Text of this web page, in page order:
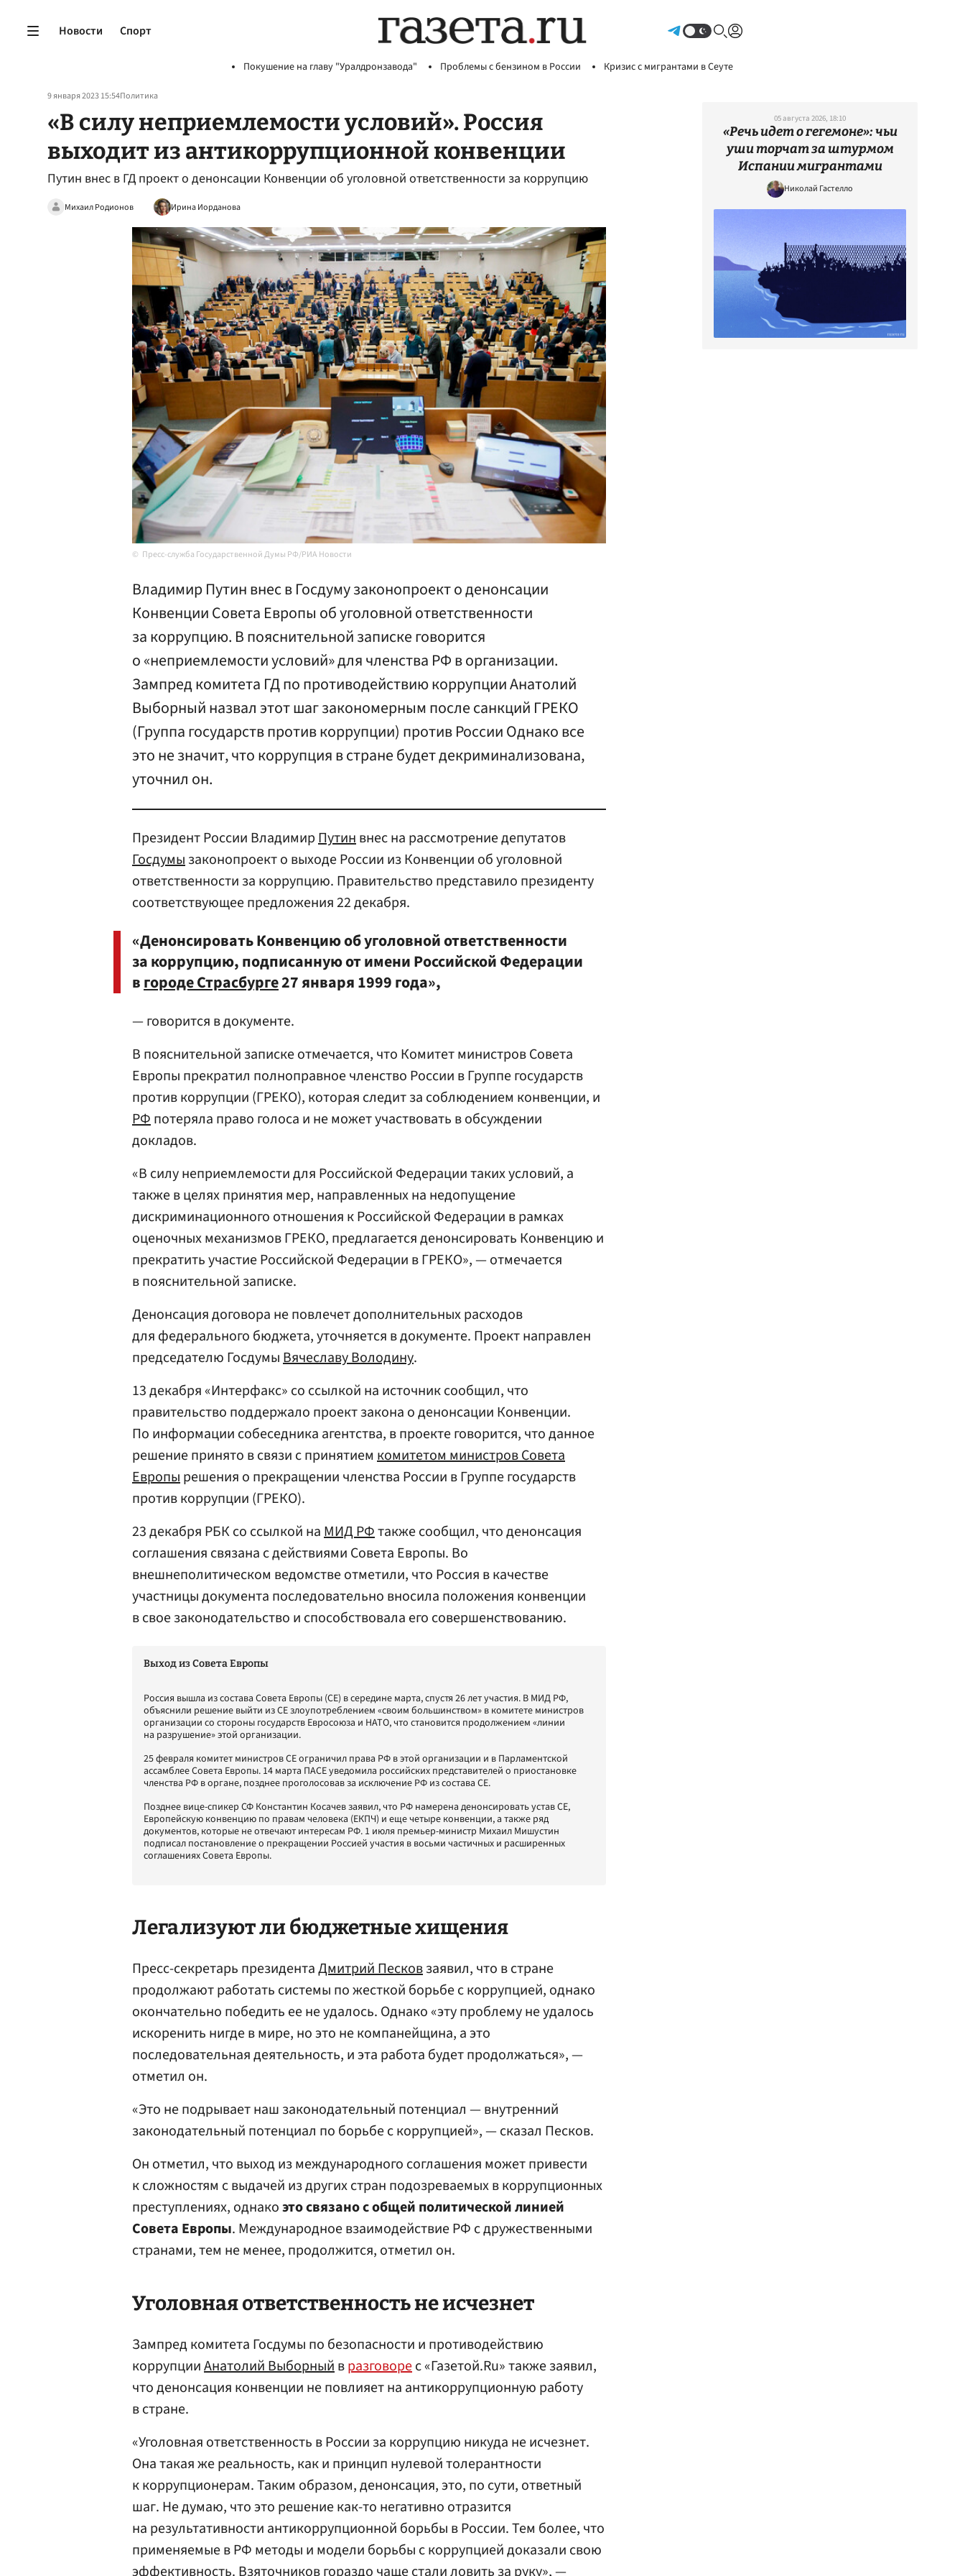
Новости Спорт
Покушение на главу "Уралдронзавода" Проблемы с бензином в России Кризис с мигрантами в Сеуте
9 января 2023 15:54Политика
«В силу неприемлемости условий». Россия
выходит из антикоррупционной конвенции
Путин внес в ГД проект о денонсации Конвенции об уголовной ответственности за коррупцию
Михаил Родионов Ирина Иорданова
Пресс-служба Государственной Думы РФ/РИА Новости
Владимир Путин внес в Госдуму законопроект о денонсации
Конвенции Совета Европы об уголовной ответственности
за коррупцию. В пояснительной записке говорится
о «неприемлемости условий» для членства РФ в организации.
Зампред комитета ГД по противодействию коррупции Анатолий
Выборный назвал этот шаг закономерным после санкций ГРЕКО
(Группа государств против коррупции) против России Однако все
это не значит, что коррупция в стране будет декриминализована,
уточнил он.
Президент России ВладимирПутинвнес на рассмотрение депутатов
Госдумызаконопроект о выходе России из Конвенции об уголовной
ответственности за коррупцию. Правительство представило президенту
соответствующее предложения 22 декабря.
«Денонсировать Конвенцию об уголовной ответственности
за коррупцию, подписанную от имени Российской Федерации
вгороде Страсбурге27 января 1999 года»,
— говорится в документе.
В пояснительной записке отмечается, что Комитет министров Совета
Европы прекратил полноправное членство России в Группе государств
против коррупции (ГРЕКО), которая следит за соблюдением конвенции, и
РФпотеряла право голоса и не может участвовать в обсуждении
докладов.
«В силу неприемлемости для Российской Федерации таких условий, а
также в целях принятия мер, направленных на недопущение
дискриминационного отношения к Российской Федерации в рамках
оценочных механизмов ГРЕКО, предлагается денонсировать Конвенцию и
прекратить участие Российской Федерации в ГРЕКО», — отмечается
в пояснительной записке.
Денонсация договора не повлечет дополнительных расходов
для федерального бюджета, уточняется в документе. Проект направлен
председателю ГосдумыВячеславу Володину.
13 декабря «Интерфакс» со ссылкой на источник сообщил, что
правительство поддержало проект закона о денонсации Конвенции.
По информации собеседника агентства, в проекте говорится, что данное
решение принято в связи с принятием комитетом министров Совета
Европырешения о прекращении членства России в Группе государств
против коррупции (ГРЕКО).
23 декабря РБК со ссылкой наМИД РФтакже сообщил, что денонсация
соглашения связана с действиями Совета Европы. Во
внешнеполитическом ведомстве отметили, что Россия в качестве
участницы документа последовательно вносила положения конвенции
в свое законодательство и способствовала его совершенствованию.
Выход из Совета Европы
Россия вышла из состава Совета Европы (СЕ) в середине марта, спустя 26 лет участия. В МИД РФ,
объяснили решение выйти из СЕ злоупотреблением «своим большинством» в комитете министров
организации со стороны государств Евросоюза и НАТО, что становится продолжением «линии
на разрушение» этой организации.
25 февраля комитет министров СЕ ограничил права РФ в этой организации и в Парламентской
ассамблее Совета Европы. 14 марта ПАСЕ уведомила российских представителей о приостановке
членства РФ в органе, позднее проголосовав за исключение РФ из состава СЕ.
Позднее вице-спикер СФ Константин Косачев заявил, что РФ намерена денонсировать устав СЕ,
Европейскую конвенцию по правам человека (ЕКПЧ) и еще четыре конвенции, а также ряд
документов, которые не отвечают интересам РФ. 1 июля премьер-министр Михаил Мишустин
подписал постановление о прекращении Россией участия в восьми частичных и расширенных
соглашениях Совета Европы.
Легализуют ли бюджетные хищения
Пресс-секретарь президентаДмитрий Песковзаявил, что в стране
продолжают работать системы по жесткой борьбе с коррупцией, однако
окончательно победить ее не удалось. Однако «эту проблему не удалось
искоренить нигде в мире, но это не компанейщина, а это
последовательная деятельность, и эта работа будет продолжаться», —
отметил он.
«Это не подрывает наш законодательный потенциал — внутренний
законодательный потенциал по борьбе с коррупцией», — сказал Песков.
Он отметил, что выход из международного соглашения может привести
к сложностям с выдачей из других стран подозреваемых в коррупционных
преступлениях, однакоэто связано с общей политической линией
Совета Европы. Международное взаимодействие РФ с дружественными
странами, тем не менее, продолжится, отметил он.
Уголовная ответственность не исчезнет
Зампред комитета Госдумы по безопасности и противодействию
коррупцииАнатолий Выборныйвразговорес «Газетой.Ru» также заявил,
что денонсация конвенции не повлияет на антикоррупционную работу
в стране.
«Уголовная ответственность в России за коррупцию никуда не исчезнет.
Она такая же реальность, как и принцип нулевой толерантности
к коррупционерам. Таким образом, денонсация, это, по сути, ответный
шаг. Не думаю, что это решение как-то негативно отразится
на результативности антикоррупционной борьбы в России. Тем более, что
применяемые в РФ методы и модели борьбы с коррупцией доказали свою
эффективность. Взяточников гораздо чаще стали ловить за руку», —
05 августа 2026, 18:10
«Речь идет о гегемоне»: чьи
уши торчат за штурмом
Испании мигрантами
Николай Гастелло